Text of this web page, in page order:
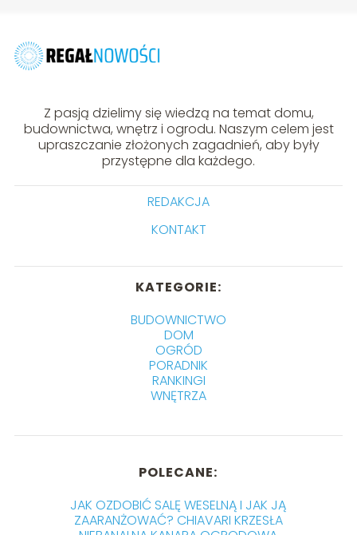
Z pasją dzielimy się wiedzą na temat domu,
budownictwa, wnętrz i ogrodu. Naszym celem jest
upraszczanie złożonych zagadnień, aby były
przystępne dla każdego.
REDAKCJA
KONTAKT
KATEGORIE:
BUDOWNICTWO
DOM
OGRÓD
PORADNIK
RANKINGI
WNĘTRZA
POLECANE:
JAK OZDOBIĆ SALĘ WESELNĄ I JAK JĄ
ZAARANŻOWAĆ? CHIAVARI KRZESŁA